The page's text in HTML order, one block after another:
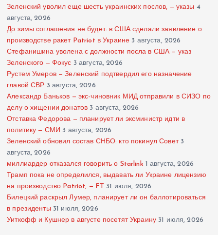
Зеленский уволил еще шесть украинских послов, — указы 4
августа, 2026
До зимы соглашения не будет: в США сделали заявление о
производстве ракет Patriot в Украине 3 августа, 2026
Стефанишина уволена с должности посла в США — указ
Зеленского — Фокус 3 августа, 2026
Рустем Умеров — Зеленский подтвердил его назначение
главой СВР 3 августа, 2026
Александр Баньков — экс-чиновник МИД отправили в СИЗО по
делу о хищении донатов 3 августа, 2026
Отставка Федорова — планирует ли эксминистр идти в
политику — СМИ 3 августа, 2026
Зеленский обновил состав СНБО: кто покинул Совет 3
августа, 2026
миллиардер отказался говорить о Starlink 1 августа, 2026
Трамп пока не определился, выдавать ли Украине лицензию
на производство Patriot, — FT 31 июля, 2026
Билецкий раскрыл Лумер, планирует ли он баллотироваться
в президенты 31 июля, 2026
Уиткофф и Кушнер в августе посетят Украину 31 июля, 2026